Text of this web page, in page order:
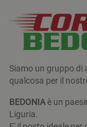
Siamo un gruppo di
qualcosa per il
BEDONIA è un
Liguria.